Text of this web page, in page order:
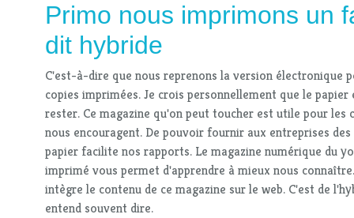
Primo nous imprimons un
dit hybride
C'est-à-dire que nous reprenons la version électronique
copies imprimées. Je crois personnellement que le papier
rester. Ce magazine qu'on peut toucher est utile pour les
nous encouragent. De pouvoir fournir aux entreprises
papier facilite nos rapports. Le magazine numérique du
imprimé vous permet d'apprendre à mieux nous
intègre le contenu de ce magazine sur le web. C'est de
entend souvent dire.